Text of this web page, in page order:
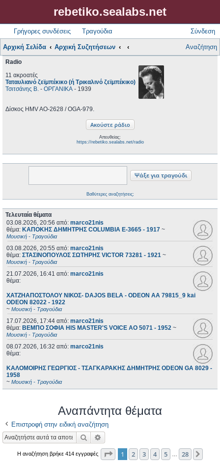
rebetiko.sealabs.net
Γρήγορες συνδέσεις Τραγούδια Σύνδεση
Αρχική Σελίδα Αρχική Συζητήσεων Αναζήτηση
Radio
11 ακροατές
Ταταυλιανό ζεϊμπέκικο (ή Τρικαλινό ζεϊμπέκικο)
Τσιτσάνης Β. - ΟΡΓΑΝΙΚΑ - 1939
Δίσκος HMV AO-2628 / OGA-979.
Απευθείας:
https://rebetiko.sealabs.net/radio
Βαθύτερες αναζητήσεις;
Τελευταία θέματα
03.08.2026, 20:56 από: marco21nis
θέμα: ΚΑΠΟΚΗΣ ΔΗΜΗΤΡΗΣ COLUMBIA E-3665 - 1917 ~
Μουσική - Τραγούδια
03.08.2026, 20:55 από: marco21nis
θέμα: ΣΤΑΣΙΝΟΠΟΥΛΟΣ ΣΩΤΗΡΗΣ VICTOR 73281 - 1921 ~
Μουσική - Τραγούδια
21.07.2026, 16:41 από: marco21nis
θέμα:
ΧΑΤΖΗΑΠΟΣΤΟΛΟΥ ΝΙΚΟΣ- DAJOS BELA - ODEON AA 79815_9 kai
ODEON 82022 - 1922
~ Μουσική - Τραγούδια
17.07.2026, 17:44 από: marco21nis
θέμα: ΒΕΜΠΟ ΣΟΦΙΑ HIS MASTER'S VOICE AO 5071 - 1952 ~
Μουσική - Τραγούδια
08.07.2026, 16:32 από: marco21nis
θέμα:
ΚΑΛΟΜΟΙΡΗΣ ΓΕΩΡΓΙΟΣ - ΤΣΑΓΚΑΡΑΚΗΣ ΔΗΜΗΤΡΗΣ ODEON GA 8029 -
1958
~ Μουσική - Τραγούδια
Αναπάντητα θέματα
Επιστροφή στην ειδική αναζήτηση
Αναζήτηση
Η αναζήτηση βρήκε 414 εγγραφές Σελίδα από28
1 2 3 4 5 28